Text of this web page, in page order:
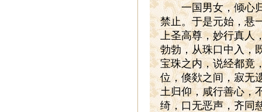
一国男女，倾心归
禁止。于是元始，悬
上圣高尊，妙行真人
勃勃，从珠口中入，
宝珠之内，说经都竟
位，倏欻之间，寂无
土归仰，咸行善心，
绮，口无恶声，齐同